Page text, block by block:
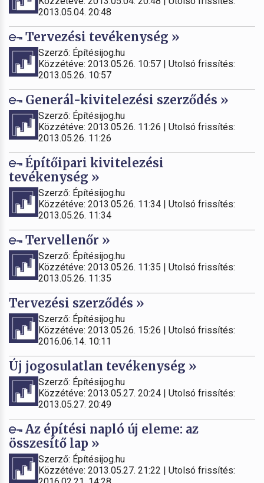
2013.05.04. 20:48
Tervezési tevékenység »
Szerző: Építésijog.hu
Közzétéve: 2013.05.26. 10:57 | Utolsó frissítés:
2013.05.26. 10:57
Generál-kivitelezési szerződés »
Szerző: Építésijog.hu
Közzétéve: 2013.05.26. 11:26 | Utolsó frissítés:
2013.05.26. 11:26
Építőipari kivitelezési
tevékenység »
Szerző: Építésijog.hu
Közzétéve: 2013.05.26. 11:34 | Utolsó frissítés:
2013.05.26. 11:34
Tervellenőr »
Szerző: Építésijog.hu
Közzétéve: 2013.05.26. 11:35 | Utolsó frissítés:
2013.05.26. 11:35
Tervezési szerződés »
Szerző: Építésijog.hu
Közzétéve: 2013.05.26. 15:26 | Utolsó frissítés:
2016.06.14. 10:11
Új jogosulatlan tevékenység »
Szerző: Építésijog.hu
Közzétéve: 2013.05.27. 20:24 | Utolsó frissítés:
2013.05.27. 20:49
Az építési napló új eleme: az
összesítő lap »
Szerző: Építésijog.hu
Közzétéve: 2013.05.27. 21:22 | Utolsó frissítés: